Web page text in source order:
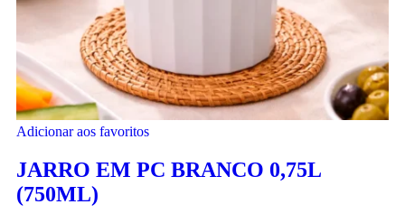
Adicionar aos favoritos
JARRO EM PC BRANCO 0,75L
(750ML)